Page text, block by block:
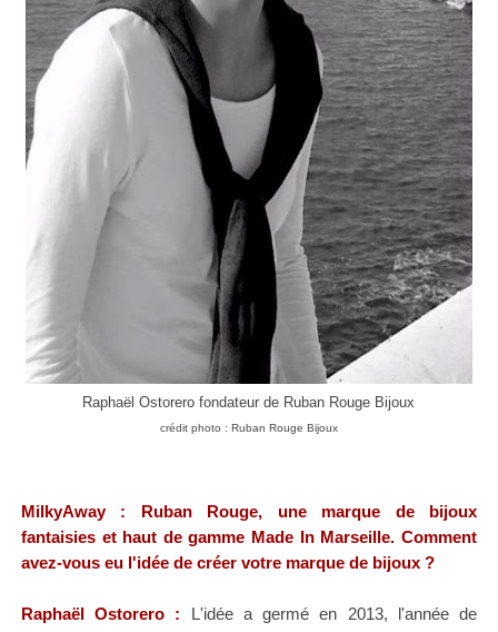
Raphaël Ostorero fondateur de Ruban Rouge Bijoux
crédit photo : Ruban Rouge Bijoux
MilkyAway : Ruban Rouge, une marque de bijoux
fantaisies et haut de gamme Made In Marseille. Comment
avez-vous eu l'idée de créer votre marque de bijoux ?
Raphaël Ostorero :
L'idée a germé en 2013, l'année de